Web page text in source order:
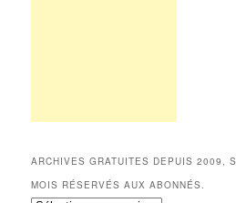
ARCHIVES GRATUITES DEPUIS 2009,
MOIS RÉSERVÉS AUX ABONNÉS.